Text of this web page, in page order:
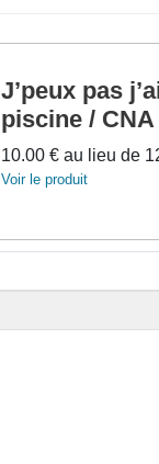
J’peux pas
piscine / CNA
10.00 € au lieu de
Voir le produit